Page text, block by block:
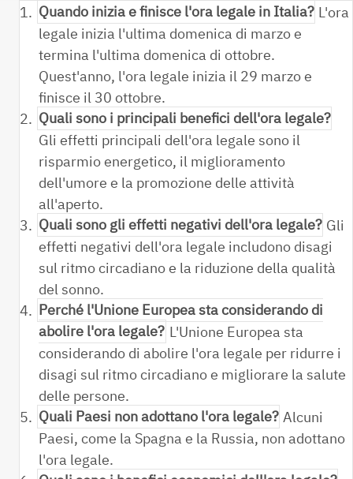
1. Quando inizia e finisce l'ora legale in Italia? L'ora
legale inizia l'ultima domenica di marzo e
termina l'ultima domenica di ottobre.
Quest'anno, l'ora legale inizia il 29 marzo e
finisce il 30 ottobre.
2. Quali sono i principali benefici dell'ora legale?
Gli effetti principali dell'ora legale sono il
risparmio energetico, il miglioramento
dell'umore e la promozione delle attività
all'aperto.
3. Quali sono gli effetti negativi dell'ora legale? Gli
effetti negativi dell'ora legale includono disagi
sul ritmo circadiano e la riduzione della qualità
del sonno.
4. Perché l'Unione Europea sta considerando di
abolire l'ora legale? L'Unione Europea sta
considerando di abolire l'ora legale per ridurre i
disagi sul ritmo circadiano e migliorare la salute
delle persone.
5. Quali Paesi non adottano l'ora legale?Alcuni
Paesi, come la Spagna e la Russia, non adottano
l'ora legale.